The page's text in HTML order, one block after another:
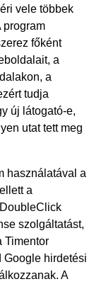
vele többek
program
főként
a
a
tudja
új látogató-e,
utat tett meg
használatával a
a
szolgáltatást,
Timentor
hirdetési
A